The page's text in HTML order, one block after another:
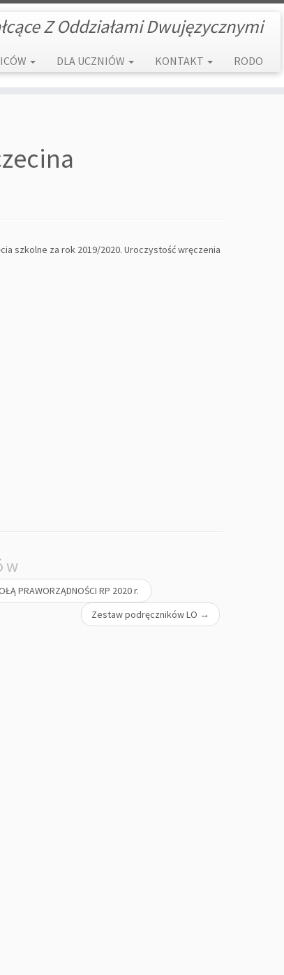
Z Oddziałami Dwujęzycznymi
DLA UCZNIÓW KONTAKT RODO
szkolne za rok 2019/2020. Uroczystość wręczenia
PRAWORZĄDNOŚCI RP 2020 r.
Zestaw podręczników LO →